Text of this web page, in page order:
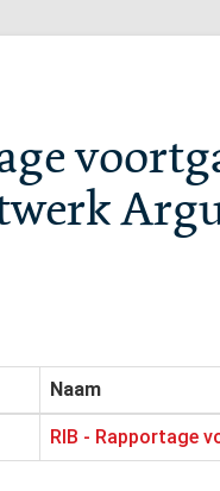
Naam
RIB - Rapportage